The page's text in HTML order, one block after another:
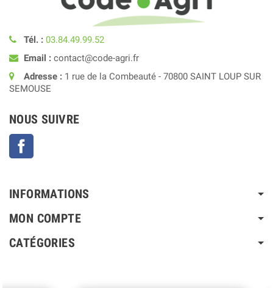
Tél. : 03.84.49.99.52
Email : contact@code-agri.fr
Adresse : 1 rue de la Combeauté - 70800 SAINT LOUP SUR
SEMOUSE
NOUS SUIVRE
INFORMATIONS
MON COMPTE
CATÉGORIES